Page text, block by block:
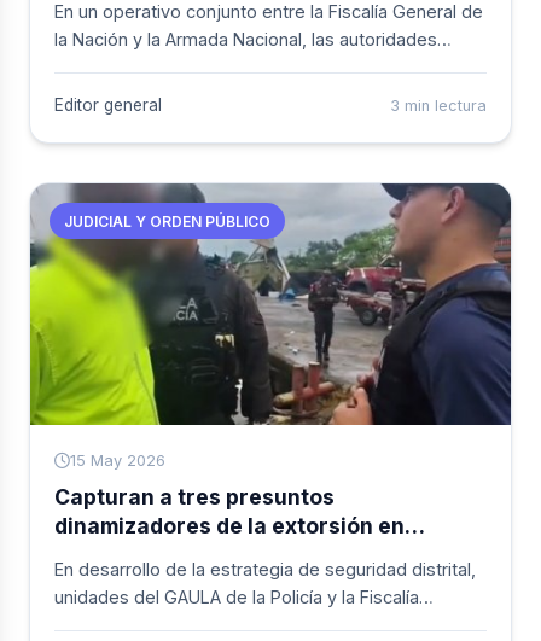
En un operativo conjunto entre la Fiscalía General de
la Nación y la Armada Nacional, las autoridades
Pacífico que transportaba tonelada y media de
judicial se realizó en la zona costera de
Buenaventura, Valle del Cauca.
Editor general 3 min lectura
JUDICIAL Y ORDEN PÚBLICO
15 May 2026
Capturan a tres presuntos
dinamizadores de la extorsión en
En desarrollo de la estrategia de seguridad distrital,
unidades del GAULA de la Policía y la Fiscalía